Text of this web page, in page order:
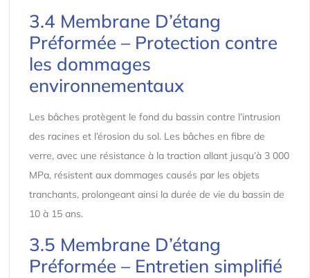
3.4 Membrane D’étang
Préformée – Protection contre
les dommages
environnementaux
Les bâches protègent le fond du bassin contre l’intrusion
des racines et l’érosion du sol. Les bâches en fibre de
verre, avec une résistance à la traction allant jusqu’à 3 000
MPa, résistent aux dommages causés par les objets
tranchants, prolongeant ainsi la durée de vie du bassin de
10 à 15 ans.
3.5 Membrane D’étang
Préformée – Entretien simplifié